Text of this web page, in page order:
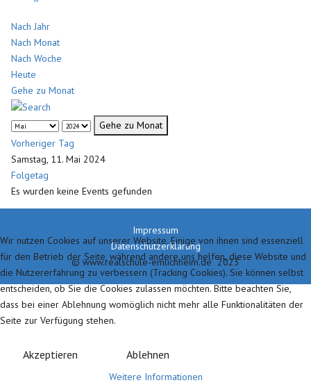
Nach Jahr
Nach Monat
Nach Woche
Heute
Gehe zu Monat
Gehe zu Monat
Vorheriger Tag
Samstag, 11. Mai 2024
Folgetag
Es wurden keine Events gefunden
Impressum
Datenschutzerklärung
© www.realschule-emlichheim.de 2023
Wir nutzen Cookies auf unserer Website. Einige von ihnen sind essenziell
für den Betrieb der Seite, während andere uns helfen, diese Website und
die Nutzererfahrung zu verbessern (Tracking Cookies). Sie können selbst
entscheiden, ob Sie die Cookies zulassen möchten. Bitte beachten Sie,
dass bei einer Ablehnung womöglich nicht mehr alle Funktionalitäten der
Seite zur Verfügung stehen.
Akzeptieren Ablehnen
Weitere Informationen